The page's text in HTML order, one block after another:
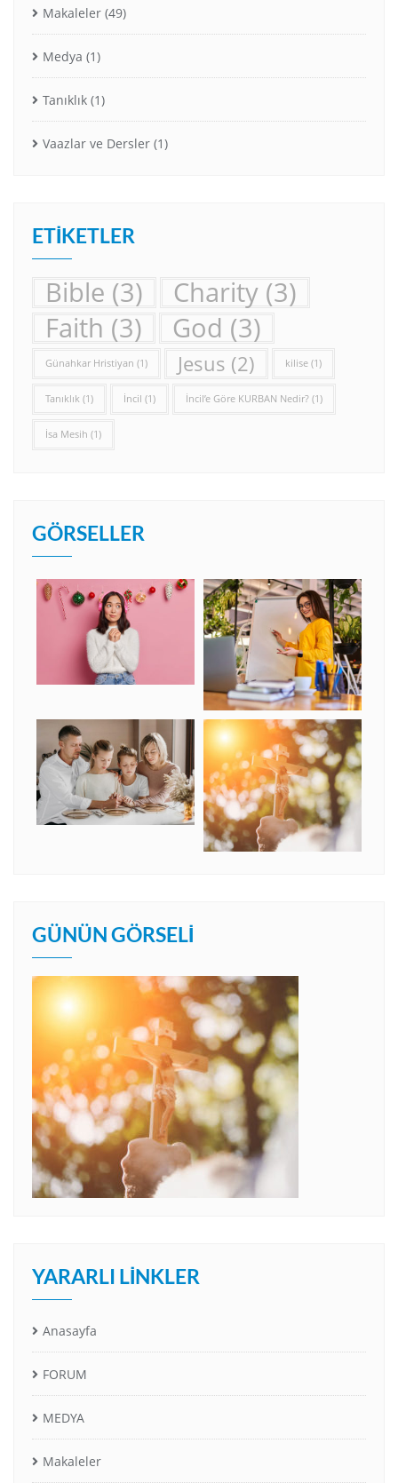
Makaleler (49)
Medya (1)
Tanıklık (1)
Vaazlar ve Dersler (1)
ETIKETLER
Bible (3) Charity (3)
Faith (3) God (3)
Günahkar Hristiyan (1) Jesus (2) kilise (1)
Tanıklık (1) İncil (1) İncil’e Göre KURBAN Nedir? (1)
İsa Mesih (1)
GÖRSELLER
GÜNÜN GÖRSELI
YARARLI LINKLER
Anasayfa
FORUM
MEDYA
Makaleler